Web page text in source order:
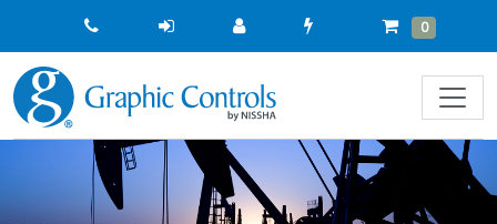
Quick
Order
Cart
0 Items